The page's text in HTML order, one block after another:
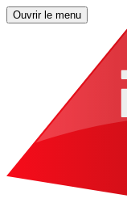
Ouvrir le menu